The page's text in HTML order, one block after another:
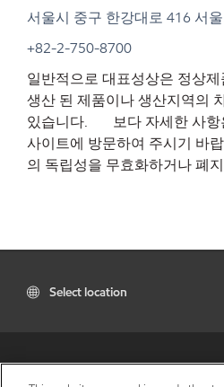
서울시 중구 한강대로 416 서
+82-2-750-8700
일반적으로 대표성상은 정상
생산 된 제품이나 생산지역의
있습니다. 보다 자세한 사항
사이트에 방문하여 주시기 바
의 독립성을 무효화하거나 폐
Select location